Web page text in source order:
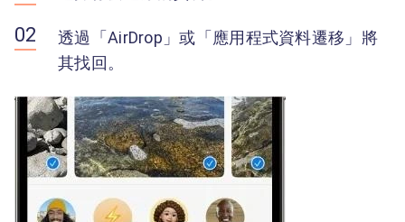
透過「AirDrop」或「應用程式資料遷移」將
其找回。